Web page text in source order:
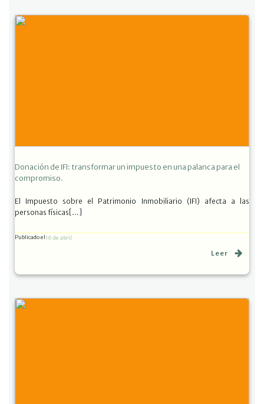
Donación de IFI: transformar un impuesto en una palanca para el
compromiso.
El Impuesto sobre el Patrimonio Inmobiliario (IFI) afecta a las
personas físicas[…]
Publicado el16 de abril
Leer